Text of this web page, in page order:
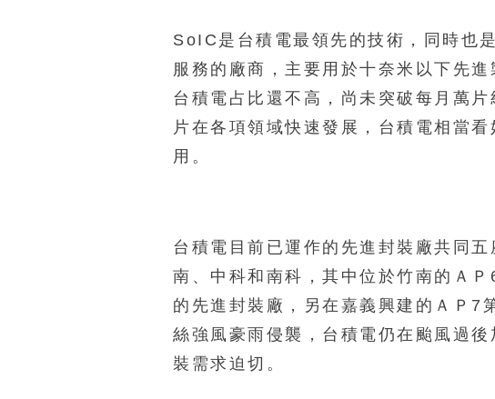
SoIC是台積電最領先的技術，同時也
服務的廠商，主要用於十奈米以下先
台積電占比還不高，尚未突破每月萬
片在各項領域快速發展，台積電相當
用。
台積電目前已運作的先進封裝廠共同
南、中科和南科，其中位於竹南的Ａ
的先進封裝廠，另在嘉義興建的ＡＰ7
絲強風豪雨侵襲，台積電仍在颱風過
裝需求迫切。